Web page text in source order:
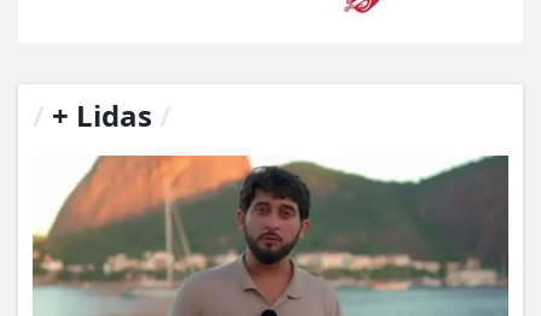
+ Lidas